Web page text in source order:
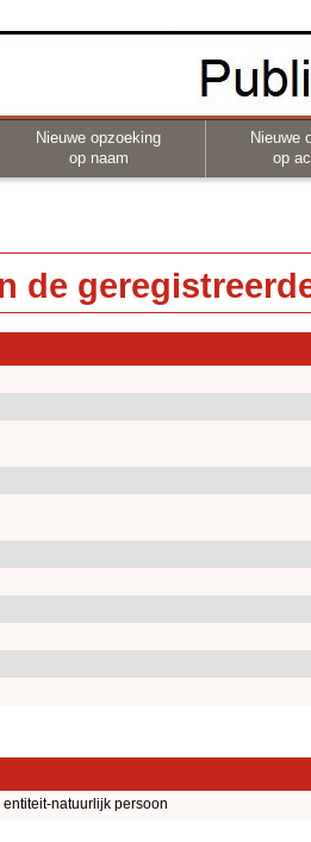
Nieuwe opzoeking
op naam
Nieuwe
op
de
natuurlijk persoon